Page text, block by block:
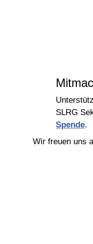
SLRG
Spende.
Wir freuen uns